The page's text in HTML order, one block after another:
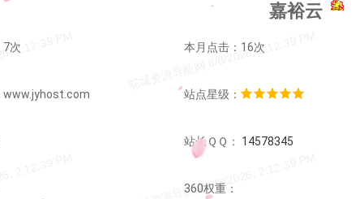
嘉裕云
7次 本月点击：16次
www.jyhost.com 站点星级：
站长ＱＱ： 14578345
360权重：